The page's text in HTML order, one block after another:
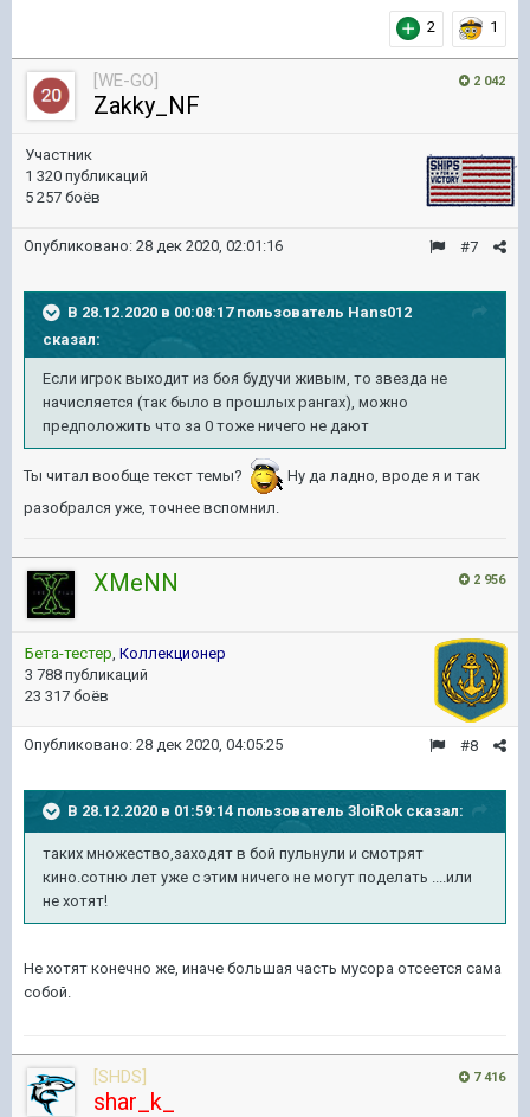
2 1
2 042
[WE-GO]
Zakky_NF
Участник
1 320 публикаций
5 257 боёв
#7
Опубликовано: 28 дек 2020, 02:01:16
В 28.12.2020 в 00:08:17 пользователь Hans012
сказал:
Если игрок выходит из боя будучи живым, то звезда не
начисляется (так было в прошлых рангах), можно
предположить что за 0 тоже ничего не дают
Ты читал вообще текст темы?
Ну да ладно, вроде я и так
разобрался уже, точнее вспомнил.
2 956
XMeNN
Бета-тестер, Коллекционер
3 788 публикаций
23 317 боёв
#8
Опубликовано: 28 дек 2020, 04:05:25
В 28.12.2020 в 01:59:14 пользователь 3loiRok сказал:
таких множество,заходят в бой пульнули и смотрят
кино.сотню лет уже с этим ничего не могут поделать ....или
не хотят!
Не хотят конечно же, иначе большая часть мусора отсеется сама
собой.
7 416
[SHDS]
shar_k_